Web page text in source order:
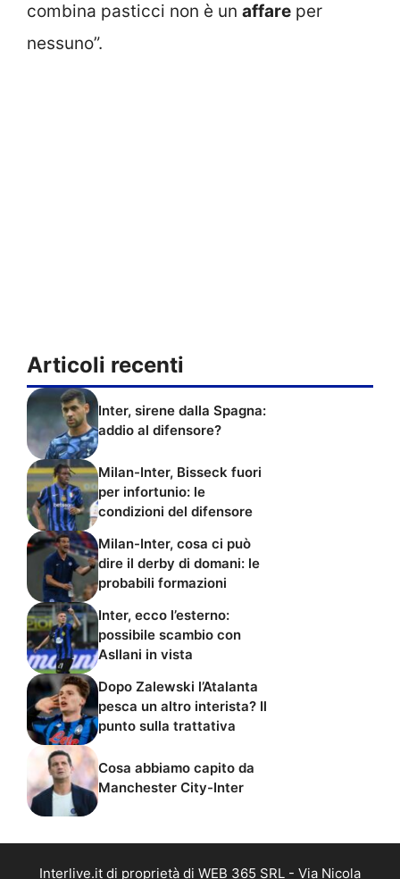
combina pasticci non è un affare per
nessuno”.
Articoli recenti
Inter, sirene dalla Spagna:
addio al difensore?
Milan-Inter, Bisseck fuori
per infortunio: le
condizioni del difensore
Milan-Inter, cosa ci può
dire il derby di domani: le
probabili formazioni
Inter, ecco l’esterno:
possibile scambio con
Asllani in vista
Dopo Zalewski l’Atalanta
pesca un altro interista? Il
punto sulla trattativa
Cosa abbiamo capito da
Manchester City-Inter
Interlive.it di proprietà di WEB 365 SRL - Via Nicola